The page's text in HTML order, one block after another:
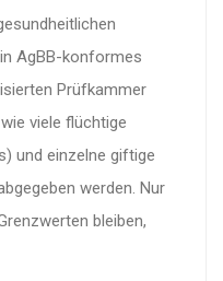
AgBB-konformes
Prüfkammer
viele flüchtige
und einzelne giftige
werden. Nur
bleiben,